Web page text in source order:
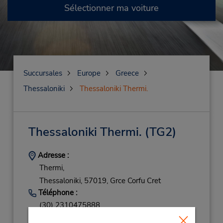
Sélectionner ma voiture
Succursales Europe
Greece
Thessaloniki
Thessaloniki Thermi.
Thessaloniki Thermi. (TG2)
Adresse :
Thermi,
Thessaloniki, 57019, Grce Corfu Cret
Téléphone :
(30) 2310475888